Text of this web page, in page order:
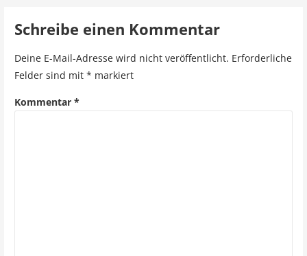
a
Schreibe einen Kommentar
Deine E-Mail-Adresse wird nicht veröffentlicht. Erforderliche
Felder sind mit * markiert
Kommentar *